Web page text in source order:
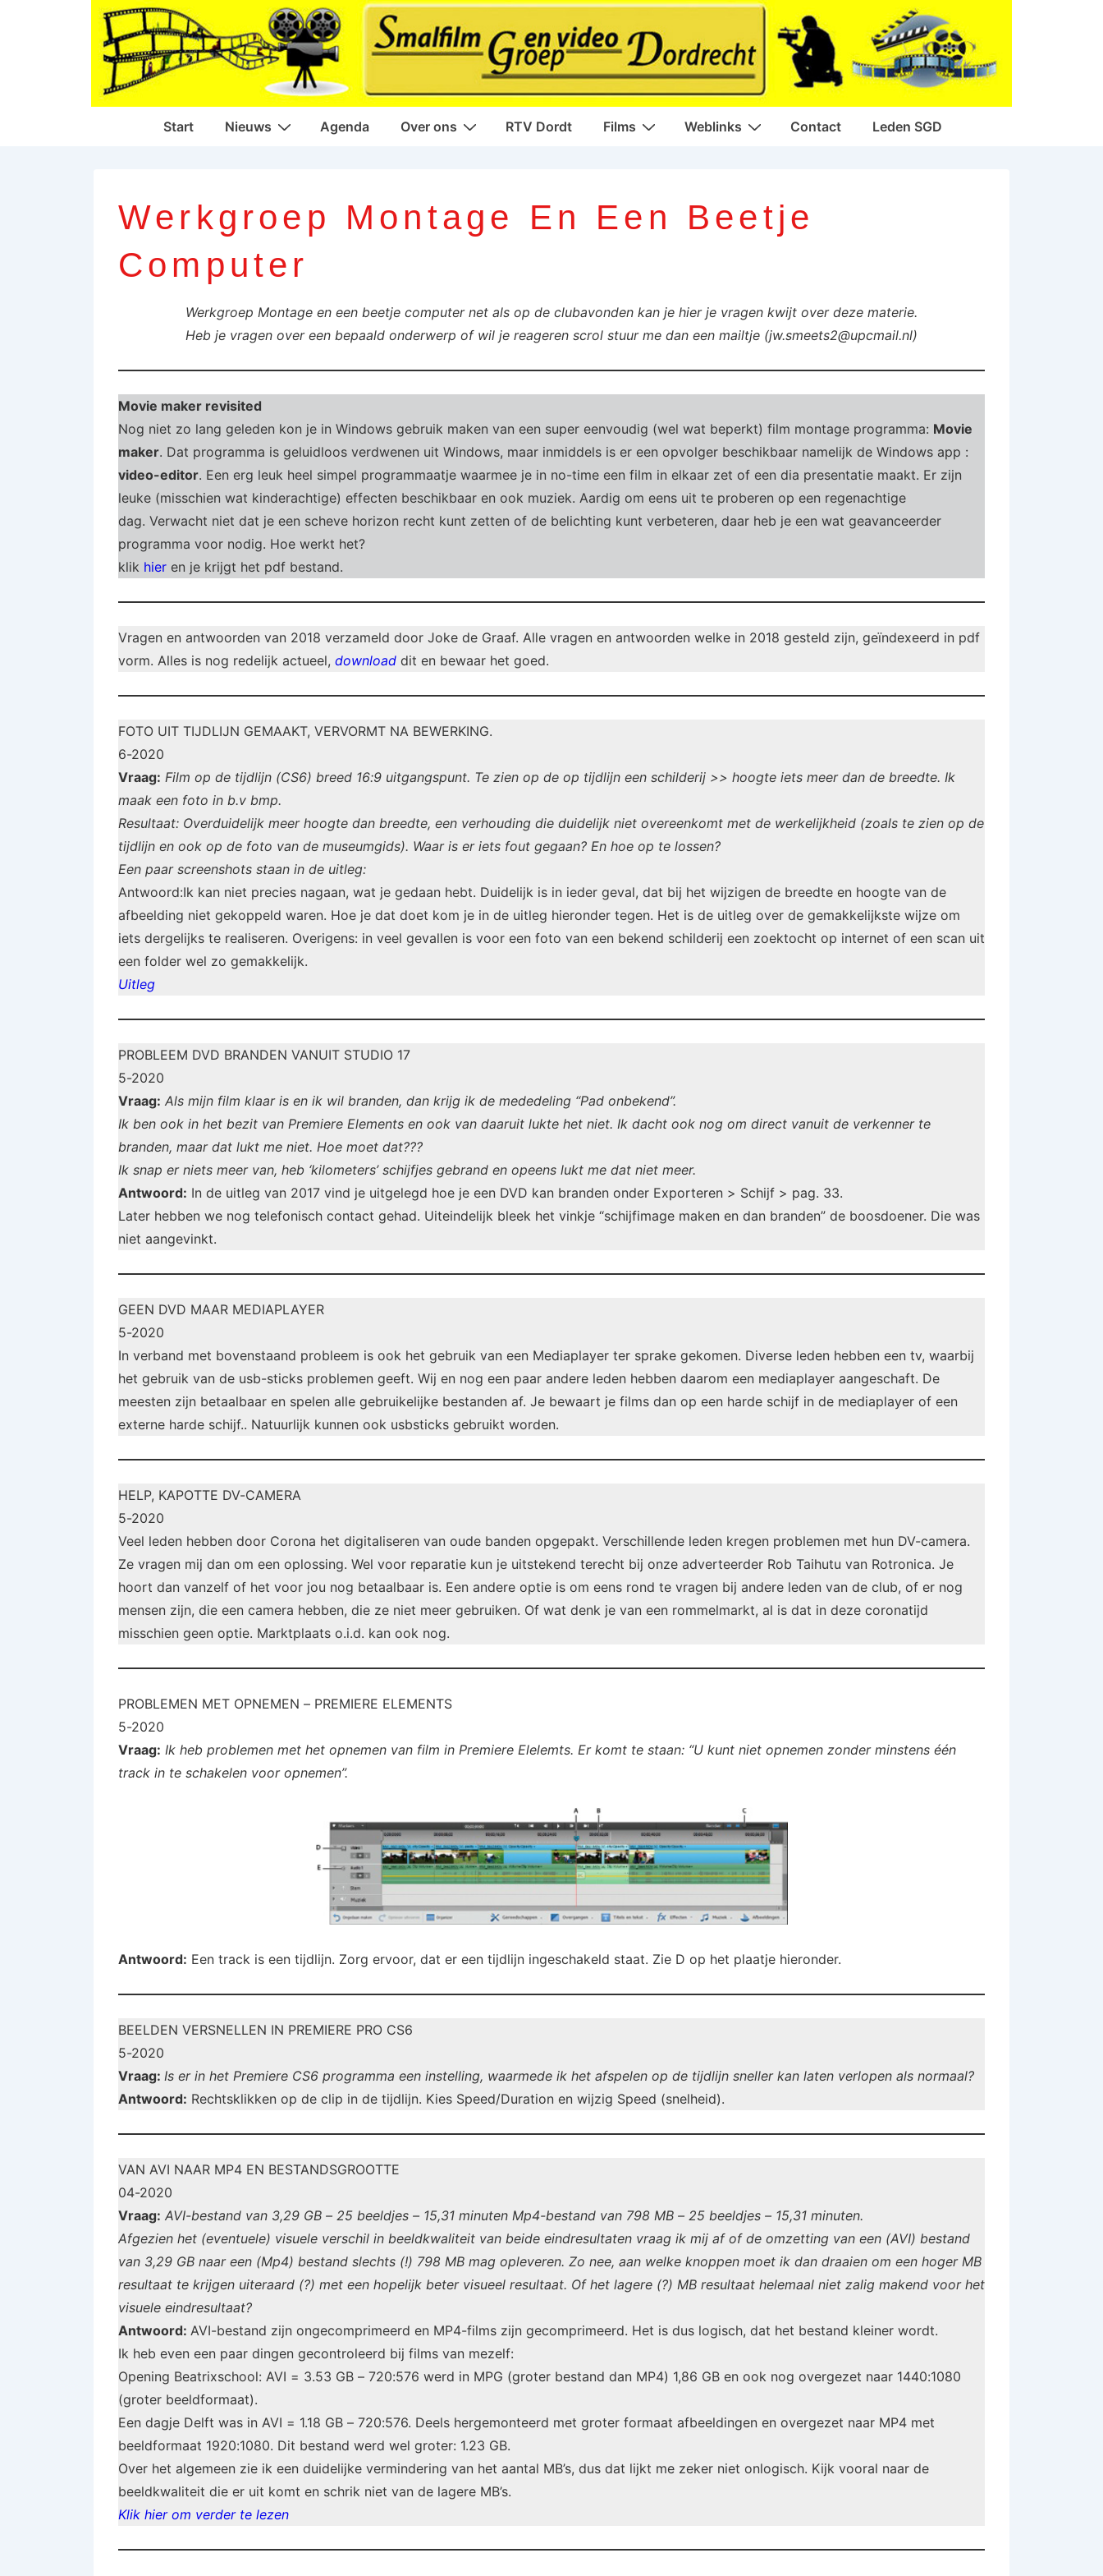
HoofdStart Nieuws Agenda Over ons RTV Dordt Films Weblinks Contact Leden SGD
Werkgroep Montage En Een Beetje
Computer
Werkgroep Montage en een beetje computer net als op de clubavonden kan je hier je vragen kwijt over deze materie.
Heb je vragen over een bepaald onderwerp of wil je reageren scrol stuur me dan een mailtje (jw.smeets2@upcmail.nl)
Movie maker revisited
Nog niet zo lang geleden kon je in Windows gebruik maken van een super eenvoudig (wel wat beperkt) film montage programma: Movie
maker. Dat programma is geluidloos verdwenen uit Windows, maar inmiddels is er een opvolger beschikbaar namelijk de Windows app :
video-editor. Een erg leuk heel simpel programmaatje waarmee je in no-time een film in elkaar zet of een dia presentatie maakt. Er zijn
leuke (misschien wat kinderachtige) effecten beschikbaar en ook muziek. Aardig om eens uit te proberen op een regenachtige
dag. Verwacht niet dat je een scheve horizon recht kunt zetten of de belichting kunt verbeteren, daar heb je een wat geavanceerder
programma voor nodig. Hoe werkt het?
klik hier en je krijgt het pdf bestand.
Vragen en antwoorden van 2018 verzameld door Joke de Graaf. Alle vragen en antwoorden welke in 2018 gesteld zijn, geïndexeerd in pdf
vorm. Alles is nog redelijk actueel, download dit en bewaar het goed.
FOTO UIT TIJDLIJN GEMAAKT, VERVORMT NA BEWERKING.
6-2020
Vraag: Film op de tijdlijn (CS6) breed 16:9 uitgangspunt. Te zien op de op tijdlijn een schilderij >> hoogte iets meer dan de breedte. Ik
maak een foto in b.v bmp.
Resultaat: Overduidelijk meer hoogte dan breedte, een verhouding die duidelijk niet overeenkomt met de werkelijkheid (zoals te zien op de
tijdlijn en ook op de foto van de museumgids). Waar is er iets fout gegaan? En hoe op te lossen?
Een paar screenshots staan in de uitleg:
Antwoord:Ik kan niet precies nagaan, wat je gedaan hebt. Duidelijk is in ieder geval, dat bij het wijzigen de breedte en hoogte van de
afbeelding niet gekoppeld waren. Hoe je dat doet kom je in de uitleg hieronder tegen. Het is de uitleg over de gemakkelijkste wijze om
iets dergelijks te realiseren. Overigens: in veel gevallen is voor een foto van een bekend schilderij een zoektocht op internet of een scan uit
een folder wel zo gemakkelijk.
Uitleg
PROBLEEM DVD BRANDEN VANUIT STUDIO 17
5-2020
Vraag: Als mijn film klaar is en ik wil branden, dan krijg ik de mededeling “Pad onbekend”.
Ik ben ook in het bezit van Premiere Elements en ook van daaruit lukte het niet. Ik dacht ook nog om direct vanuit de verkenner te
branden, maar dat lukt me niet. Hoe moet dat???
Ik snap er niets meer van, heb ‘kilometers’ schijfjes gebrand en opeens lukt me dat niet meer.
Antwoord: In de uitleg van 2017 vind je uitgelegd hoe je een DVD kan branden onder Exporteren > Schijf > pag. 33.
Later hebben we nog telefonisch contact gehad. Uiteindelijk bleek het vinkje “schijfimage maken en dan branden” de boosdoener. Die was
niet aangevinkt.
GEEN DVD MAAR MEDIAPLAYER
5-2020
In verband met bovenstaand probleem is ook het gebruik van een Mediaplayer ter sprake gekomen. Diverse leden hebben een tv, waarbij
het gebruik van de usb-sticks problemen geeft. Wij en nog een paar andere leden hebben daarom een mediaplayer aangeschaft. De
meesten zijn betaalbaar en spelen alle gebruikelijke bestanden af. Je bewaart je films dan op een harde schijf in de mediaplayer of een
externe harde schijf.. Natuurlijk kunnen ook usbsticks gebruikt worden.
HELP, KAPOTTE DV-CAMERA
5-2020
Veel leden hebben door Corona het digitaliseren van oude banden opgepakt. Verschillende leden kregen problemen met hun DV-camera.
Ze vragen mij dan om een oplossing. Wel voor reparatie kun je uitstekend terecht bij onze adverteerder Rob Taihutu van Rotronica. Je
hoort dan vanzelf of het voor jou nog betaalbaar is. Een andere optie is om eens rond te vragen bij andere leden van de club, of er nog
mensen zijn, die een camera hebben, die ze niet meer gebruiken. Of wat denk je van een rommelmarkt, al is dat in deze coronatijd
misschien geen optie. Marktplaats o.i.d. kan ook nog.
PROBLEMEN MET OPNEMEN – PREMIERE ELEMENTS
5-2020
Vraag: Ik heb problemen met het opnemen van film in Premiere Elelemts. Er komt te staan: “U kunt niet opnemen zonder minstens één
track in te schakelen voor opnemen”.
Antwoord: Een track is een tijdlijn. Zorg ervoor, dat er een tijdlijn ingeschakeld staat. Zie D op het plaatje hieronder.
BEELDEN VERSNELLEN IN PREMIERE PRO CS6
5-2020
Vraag: Is er in het Premiere CS6 programma een instelling, waarmede ik het afspelen op de tijdlijn sneller kan laten verlopen als normaal?
Antwoord: Rechtsklikken op de clip in de tijdlijn. Kies Speed/Duration en wijzig Speed (snelheid).
VAN AVI NAAR MP4 EN BESTANDSGROOTTE
04-2020
Vraag: AVI-bestand van 3,29 GB – 25 beeldjes – 15,31 minuten Mp4-bestand van 798 MB – 25 beeldjes – 15,31 minuten.
Afgezien het (eventuele) visuele verschil in beeldkwaliteit van beide eindresultaten vraag ik mij af of de omzetting van een (AVI) bestand
van 3,29 GB naar een (Mp4) bestand slechts (!) 798 MB mag opleveren. Zo nee, aan welke knoppen moet ik dan draaien om een hoger MB
resultaat te krijgen uiteraard (?) met een hopelijk beter visueel resultaat. Of het lagere (?) MB resultaat helemaal niet zalig makend voor het
visuele eindresultaat?
Antwoord: AVI-bestand zijn ongecomprimeerd en MP4-films zijn gecomprimeerd. Het is dus logisch, dat het bestand kleiner wordt.
Ik heb even een paar dingen gecontroleerd bij films van mezelf:
Opening Beatrixschool: AVI = 3.53 GB – 720:576 werd in MPG (groter bestand dan MP4) 1,86 GB en ook nog overgezet naar 1440:1080
(groter beeldformaat).
Een dagje Delft was in AVI = 1.18 GB – 720:576. Deels hergemonteerd met groter formaat afbeeldingen en overgezet naar MP4 met
beeldformaat 1920:1080. Dit bestand werd wel groter: 1.23 GB.
Over het algemeen zie ik een duidelijke vermindering van het aantal MB’s, dus dat lijkt me zeker niet onlogisch. Kijk vooral naar de
beeldkwaliteit die er uit komt en schrik niet van de lagere MB’s.
Klik hier om verder te lezen